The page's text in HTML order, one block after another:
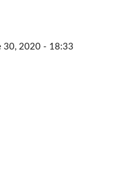
30, 2020 - 18:33